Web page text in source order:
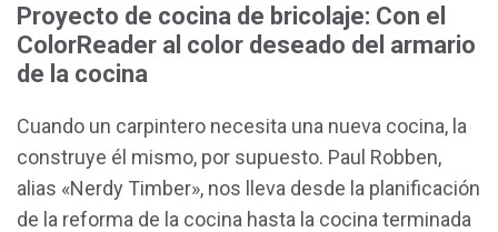
Proyecto de cocina de bricolaje: Con el
ColorReader al color deseado del armario
de la cocina
Cuando un carpintero necesita una nueva cocina, la
construye él mismo, por supuesto. Paul Robben,
alias «Nerdy Timber», nos lleva desde la planificación
de la reforma de la cocina hasta la cocina terminada